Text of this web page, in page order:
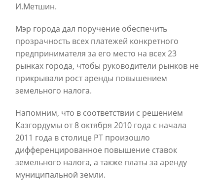
И.Метшин.
Мэр города дал поручение обеспечить
прозрачность всех платежей конкретного
предпринимателя за его место на всех 23
рынках города, чтобы руководители рынков не
прикрывали рост аренды повышением
земельного налога.
Напомним, что в соответствии с решением
Казгордумы от 8 октября 2010 года с начала
2011 года в столице РТ произошло
дифференцированное повышение ставок
земельного налога, а также платы за аренду
муниципальной земли.